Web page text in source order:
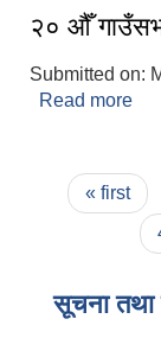
२० औँ
Submitted on:
Read more
Pages
« first
सूचना तथा